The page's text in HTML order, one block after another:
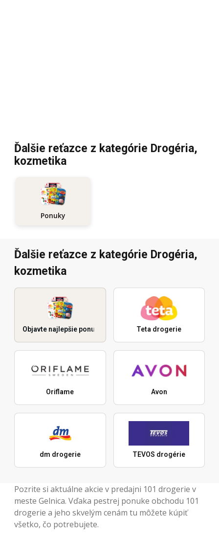
Ďalšie reťazce z kategórie Drogéria,
kozmetika
Ponuky
Ďalšie reťazce z kategórie Drogéria,
kozmetika
Objavte najlepšie ponuky Teta drogerie
Oriflame Avon
dm drogerie TEVOS drogérie
Pozrite si aktuálne akcie v predajni 101 drogerie v
meste Gelnica. Vďaka pestrej ponuke obchodu 101
drogerie a jeho skvelým cenám tu môžete kúpiť
všetko, čo potrebujete.